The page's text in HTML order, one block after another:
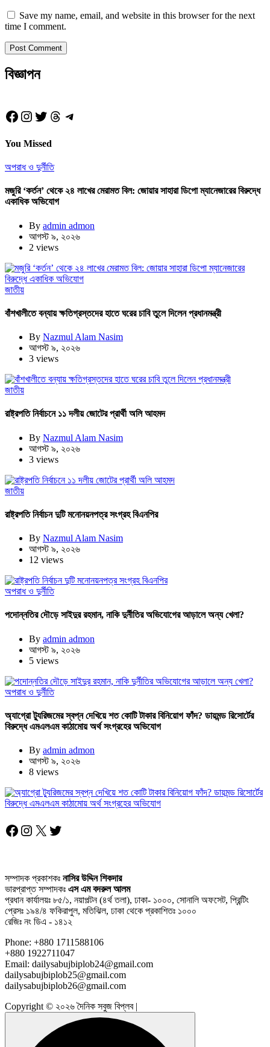
Save my name, email, and website in this browser for the next
time I comment.
বিজ্ঞাপন
Facebook
Instagram
Twitter
Threads
Telegram
You Missed
অপরাধ ও দুর্নীতি
মজুরি ‘কর্তন’ থেকে ২৪ লাখের মেরামত বিল: জোয়ার সাহারা ডিপো ম্যানেজারের বিরুদ্ধে
একাধিক অভিযোগ
By admin admon
আগস্ট ৯, ২০২৬
2 views
জাতীয়
বাঁশখালীতে বন্যায় ক্ষতিগ্রস্তদের হাতে ঘরের চাবি তুলে দিলেন প্রধানমন্ত্রী
By Nazmul Alam Nasim
আগস্ট ৯, ২০২৬
3 views
জাতীয়
রাষ্ট্রপতি নির্বাচনে ১১ দলীয় জোটের প্রার্থী অলি আহমদ
By Nazmul Alam Nasim
আগস্ট ৯, ২০২৬
3 views
জাতীয়
রাষ্ট্রপতি নির্বাচন দুটি মনোনয়নপত্র সংগ্রহ বিএনপির
By Nazmul Alam Nasim
আগস্ট ৯, ২০২৬
12 views
অপরাধ ও দুর্নীতি
পদোন্নতির দৌড়ে সাইদুর রহমান, নাকি দুর্নীতির অভিযোগের আড়ালে অন্য খেলা?
By admin admon
আগস্ট ৯, ২০২৬
5 views
অপরাধ ও দুর্নীতি
অ্যাগ্রো ট্যুরিজমের স্বপ্ন দেখিয়ে শত কোটি টাকার বিনিয়োগ ফাঁদ? ডায়মন্ড রিসোর্টের
বিরুদ্ধে এমএলএম কাঠামোয় অর্থ সংগ্রহের অভিযোগ
By admin admon
আগস্ট ৯, ২০২৬
8 views
Facebook
Instagram
X Twitter
সম্পাদক প্রকাশকঃ নাসির উদ্দিন শিকদার
ভারপ্রাপ্ত সম্পাদকঃ এস এম বদরুল আলম
প্রধান কার্যালয়ঃ ৮৫/১, নয়াপল্টন (৪র্থ তলা), ঢাকা- ১০০০, সোনালি অফসেট, প্রিন্টিং
প্রেসঃ ১৯৪/৪ ফকিরাপুল, মতিঝিল, ঢাকা থেকে প্রকাশিতঃ ১০০০
রেজিঃ নং ডিএ - ১৪১২
Phone: +880 1711588106
+880 1922711047
Email: dailysabujbiplob24@gmail.com
dailysabujbiplob25@gmail.com
dailysabujbiplob26@gmail.com
Copyright © ২০২৬ দৈনিক সবুজ বিপ্লব |